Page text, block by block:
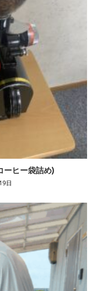
ーヒー袋詰め)
日